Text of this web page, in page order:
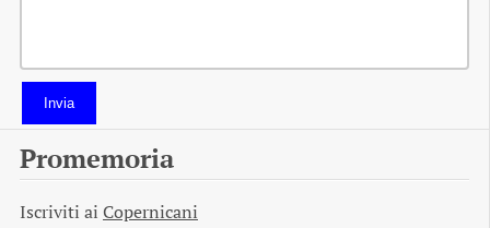
Invia
Promemoria
Iscriviti ai Copernicani